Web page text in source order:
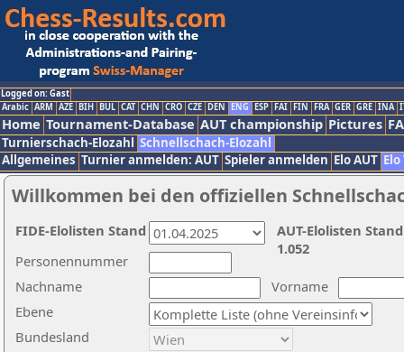
Logged on: Gast
Arabic ARM AZE BIH BUL CAT CHN CRO CZE DEN ENG ESP FAI FIN FRA GER GRE INA
Home Tournament-Database AUT championship Pictures
Turnierschach-Elozahl Schnellschach-Elozahl
Allgemeines Turnier anmelden: AUT Spieler anmelden Elo AUT
Willkommen bei den offiziellen
Nachname
Vorname
Ebene
Personennummer
Bundesland
AUT-Elolisten
1.052
FIDE-Elolisten Stand